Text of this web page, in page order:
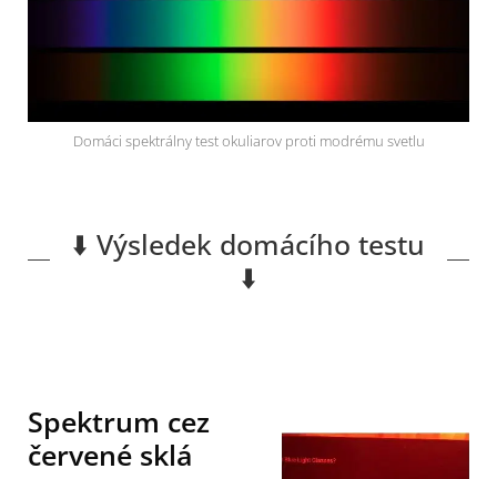
Domáci spektrálny test okuliarov proti modrému svetlu
⬇️ Výsledek domácího testu
⬇️
Spektrum cez
červené sklá